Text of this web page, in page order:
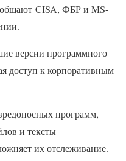
CISA, ФБР и MS-
версии программного
доступ к корпоративным
программ,
и тексты
их отслеживание.